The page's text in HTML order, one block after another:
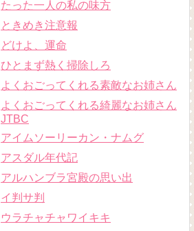
たった一人の私の味方
ときめき注意報
どけよ、運命
ひとまず熱く掃除しろ
よくおごってくれる素敵なお姉さん
よくおごってくれる綺麗なお姉さん
JTBC
アイムソーリーカン・ナムグ
アスダル年代記
アルハンブラ宮殿の思い出
イ判サ判
ウラチャチャワイキキ